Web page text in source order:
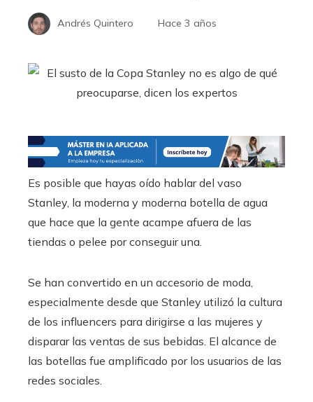
Andrés Quintero Hace 3 años
Es posible que hayas oído hablar del vaso
Stanley, la moderna y moderna botella de agua
que hace que la gente acampe afuera de las
tiendas o pelee por conseguir una.
Se han convertido en un accesorio de moda,
especialmente desde que Stanley utilizó la cultura
de los influencers para dirigirse a las mujeres y
disparar las ventas de sus bebidas. El alcance de
las botellas fue amplificado por los usuarios de las
redes sociales.